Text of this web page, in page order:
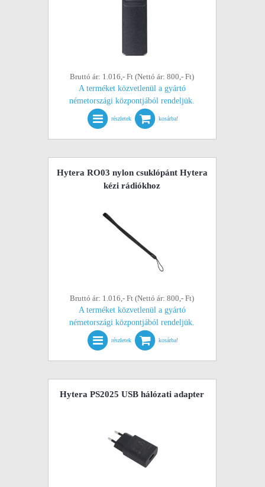
Bruttó ár: 1.016,- Ft (Nettó ár: 800,- Ft)
A terméket közvetlenül a gyártó
németországi központjából rendeljük.
részletek kosárba!
Hytera RO03 nylon csuklópánt Hytera
kézi rádiókhoz
Bruttó ár: 1.016,- Ft (Nettó ár: 800,- Ft)
A terméket közvetlenül a gyártó
németországi központjából rendeljük.
részletek kosárba!
Hytera PS2025 USB hálózati adapter